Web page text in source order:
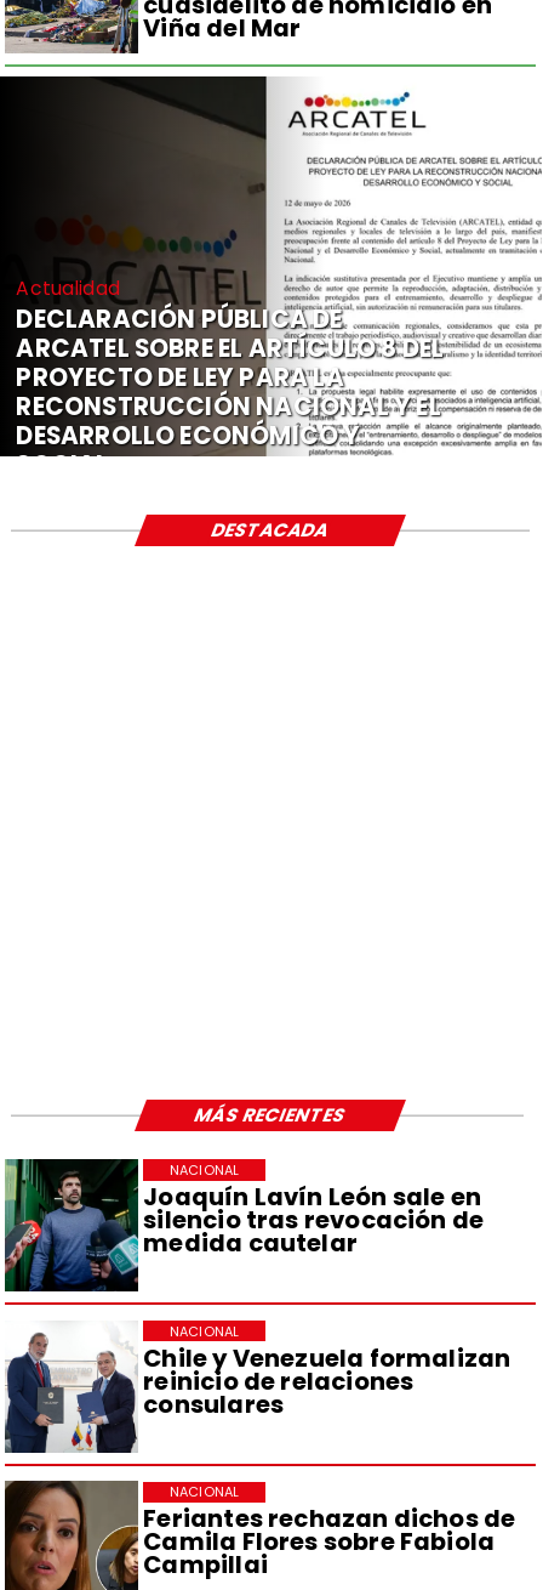
Viña del Mar
Actualidad
DECLARACIÓN PÚBLICA DE
ARCATEL SOBRE EL ARTÍCULO 8 DEL
PROYECTO DE LEY PARA LA
RECONSTRUCCIÓN NACIONAL Y EL
DESARROLLO ECONÓMICO Y
SOCIAL
Joaquín Lavín León sale en
silencio tras revocación de
medida cautelar
NACIONAL
Chile y Venezuela formalizan
reinicio de relaciones
consulares
NACIONAL
Feriantes rechazan dichos de
Camila Flores sobre Fabiola
Campillai
NACIONAL
DESTACADA
MÁS RECIENTES